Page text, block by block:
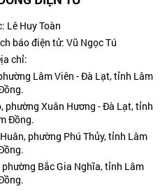
Lê Huy Toàn
báo điện tử: Vũ Ngọc Tú
chỉ:
Lâm Viên - Đà Lạt, tỉnh Lâm
phường Xuân Hương - Đà Lạt, tỉnh
Đồng.
phường Phú Thủy, tỉnh Lâm
Bắc Gia Nghĩa, tỉnh Lâm